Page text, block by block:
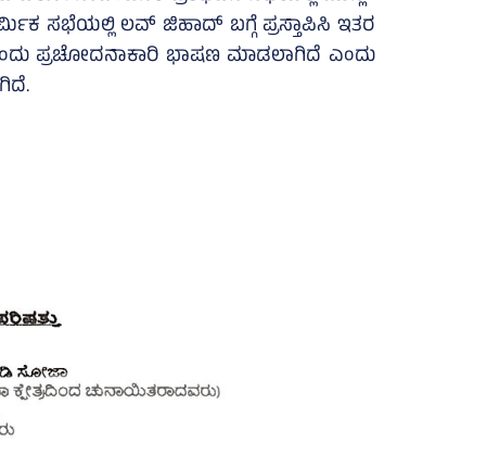
ಸಭೆಯಲ್ಲಿ ಲವ್‌ ಜಿಹಾದ್‌ ಬಗ್ಗೆ ಪ್ರಸ್ತಾಪಿಸಿ ಇತರ
ಪ್ರಚೋದನಾಕಾರಿ ಭಾಷಣ ಮಾಡಲಾಗಿದೆ ಎಂದು